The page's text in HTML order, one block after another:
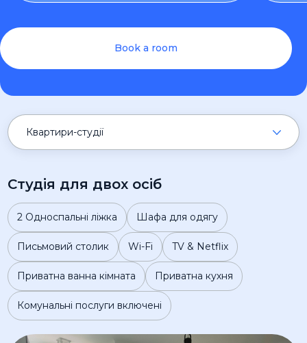
Book a room
Квартири-студії
Студія для двох осіб
2 Односпальні ліжка Шафа для одягу
Письмовий столик Wi-Fi TV & Netflix
Приватна ванна кімната Приватна кухня
Комунальні послуги включені